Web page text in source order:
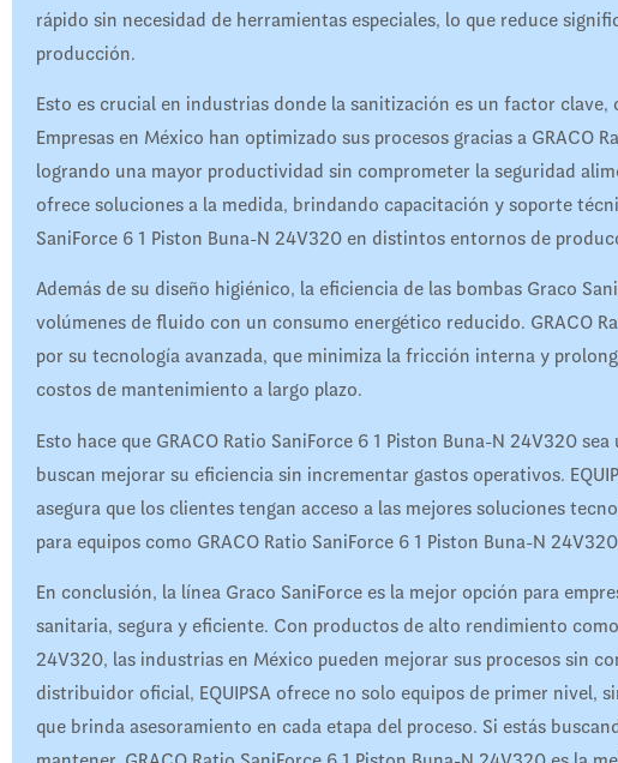
rápido sin necesidad de herramientas especiales, lo que reduce
producción.
Esto es crucial en industrias donde la sanitización es un factor
Empresas en México han optimizado sus procesos gracias a GRACO
logrando una mayor productividad sin comprometer la seguridad
ofrece soluciones a la medida, brindando capacitación y soporte
SaniForce 6 1 Piston Buna-N 24V320 en distintos entornos de
Además de su diseño higiénico, la eficiencia de las bombas Graco
volúmenes de fluido con un consumo energético reducido. GRACO
por su tecnología avanzada, que minimiza la fricción interna y
costos de mantenimiento a largo plazo.
Esto hace que GRACO Ratio SaniForce 6 1 Piston Buna-N 24V320
buscan mejorar su eficiencia sin incrementar gastos operativos.
asegura que los clientes tengan acceso a las mejores soluciones
para equipos como GRACO Ratio SaniForce 6 1 Piston Buna-N
En conclusión, la línea Graco SaniForce es la mejor opción para
sanitaria, segura y eficiente. Con productos de alto rendimiento
24V320, las industrias en México pueden mejorar sus procesos sin
distribuidor oficial, EQUIPSA ofrece no solo equipos de primer nivel,
que brinda asesoramiento en cada etapa del proceso. Si estás